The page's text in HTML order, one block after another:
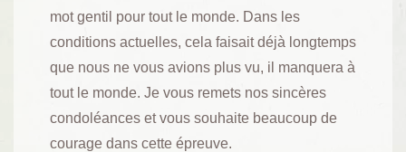
mot gentil pour tout le monde. Dans les
conditions actuelles, cela faisait déjà longtemps
que nous ne vous avions plus vu, il manquera à
tout le monde. Je vous remets nos sincères
condoléances et vous souhaite beaucoup de
courage dans cette épreuve.